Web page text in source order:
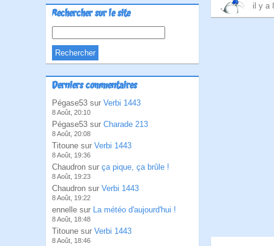
Rechercher sur le site
Derniers commentaires
Pégase53 sur Verbi 1443
8 Août, 20:10
Pégase53 sur Charade 213
8 Août, 20:08
Titoune sur Verbi 1443
8 Août, 19:36
Chaudron sur ça pique, ça brûle !
8 Août, 19:23
Chaudron sur Verbi 1443
8 Août, 19:22
ennelle sur La météo d'aujourd'hui !
8 Août, 18:48
Titoune sur Verbi 1443
8 Août, 18:46
il y a